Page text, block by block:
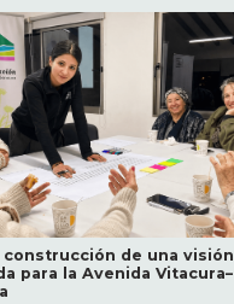
construcción de una visión
para la Avenida Vitacura–